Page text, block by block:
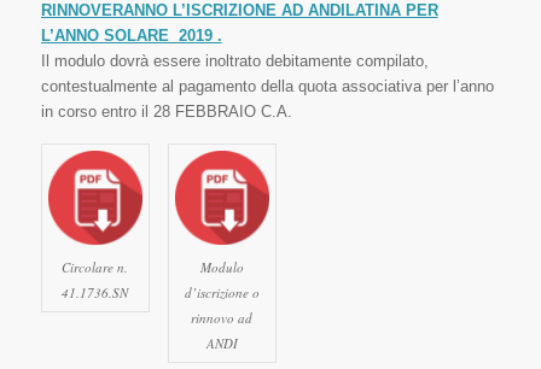
RINNOVERANNO L’ISCRIZIONE AD ANDILATINA PER
L’ANNO SOLARE 2019 .
Il modulo dovrà essere inoltrato debitamente compilato,
contestualmente al pagamento della quota associativa per l’anno
in corso entro il 28 FEBBRAIO C.A.
Circolare n.
41.1736.SN
Modulo
d’iscrizione o
rinnovo ad
ANDI